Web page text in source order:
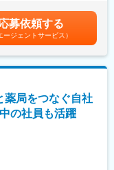
反映されます。
お客様の健康管理に貢
よ。」「こないだのリ
客様への訪問がありま
じて決定します。・昇
目平均基本給＋各種手
績連動給：月の予算達
あくまでも目安の金額
ります。月給(月額)は固
募依頼する
ージェントサービス）
薬局をつなぐ自社
の社員も活躍